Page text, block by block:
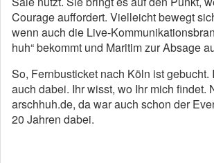
Courage auffordert. Vielleicht bewegt
wenn auch die Live-
huh“ bekommt und Maritim zur Absage
So, Fernbusticket nach Köln ist gebucht.
auch dabei. Ihr wisst, wo Ihr mich findet.
arschhuh.de, da war auch schon der
20 Jahren dabei.